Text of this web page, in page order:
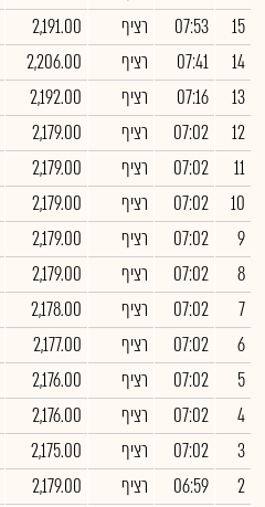
15
07:53 רציף 2,191.00
14
07:41 רציף 2,206.00
13
07:16 רציף 2,192.00
12
07:02 רציף 2,179.00
11
07:02 רציף 2,179.00
10
07:02 רציף 2,179.00
9
07:02 רציף 2,179.00
8
07:02 רציף 2,179.00
7
07:02 רציף 2,178.00
6
07:02 רציף 2,177.00
5
07:02 רציף 2,176.00
4
07:02 רציף 2,176.00
3
07:02 רציף 2,175.00
2
06:59 רציף 2,179.00